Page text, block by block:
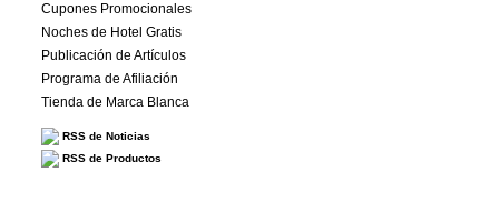
Cupones Promocionales
Noches de Hotel Gratis
Publicación de Artículos
Programa de Afiliación
Tienda de Marca Blanca
RSS de Noticias
RSS de Productos